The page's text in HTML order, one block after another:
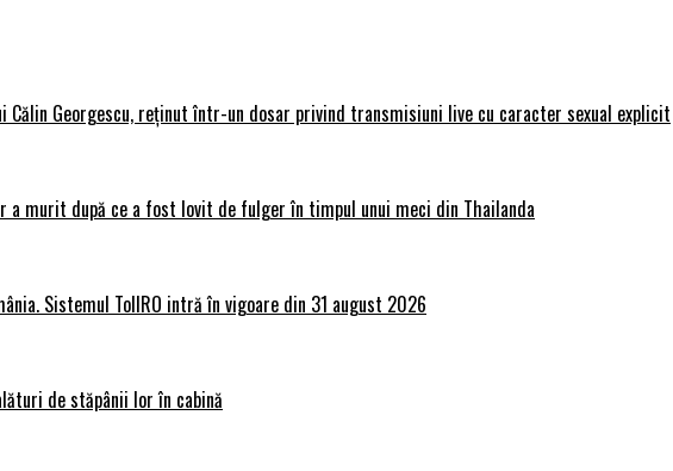
Călin Georgescu, reținut într-un dosar privind transmisiuni live cu caracter sexual explicit
a murit după ce a fost lovit de fulger în timpul unui meci din Thailanda
Sistemul TollRO intră în vigoare din 31 august 2026
de stăpânii lor în cabină